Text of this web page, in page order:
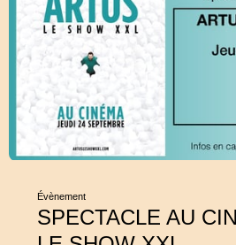
Évènement
SPECTACLE AU